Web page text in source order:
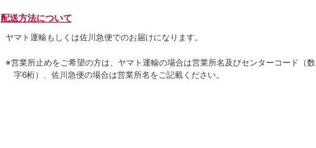
配送方法について
ヤマト運輸もしくは佐川急便でのお届けになります。
※営業所止めをご希望の方は、ヤマト運輸の場合は営業所名及びセンターコード（数
字6桁）、佐川急便の場合は営業所名をご記載ください。